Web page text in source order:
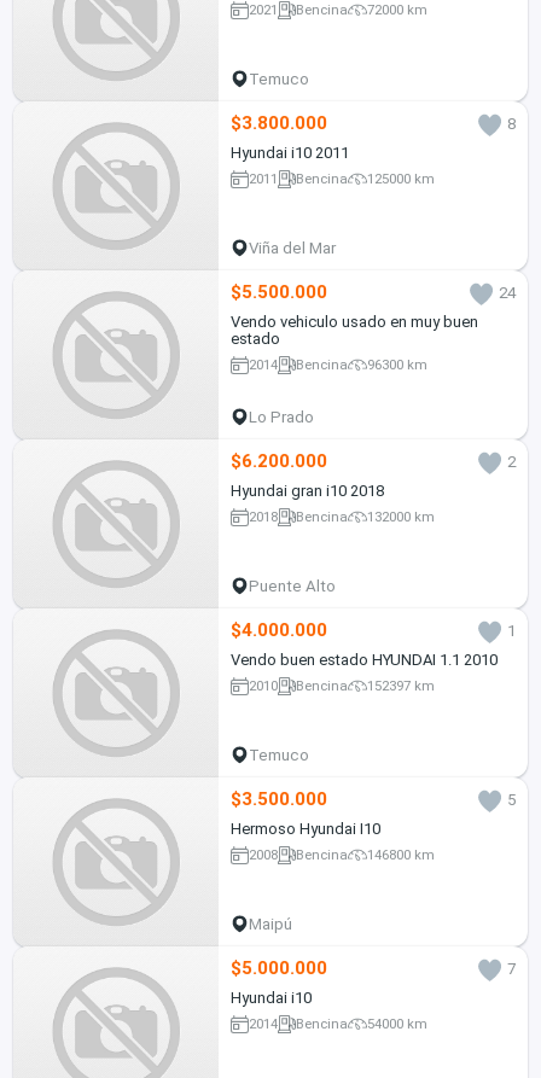
2021 Bencina 72000 km
Temuco
$3.800.000
8
Hyundai i10 2011
2011 Bencina 125000 km
Viña del Mar
$5.500.000
24
Vendo vehiculo usado en muy buen
estado
2014 Bencina 96300 km
Lo Prado
$6.200.000
2
Hyundai gran i10 2018
2018 Bencina 132000 km
Puente Alto
$4.000.000
1
Vendo buen estado HYUNDAI 1.1 2010
2010 Bencina 152397 km
Temuco
$3.500.000
5
Hermoso Hyundai I10
2008 Bencina 146800 km
Maipú
$5.000.000
7
Hyundai i10
2014 Bencina 54000 km